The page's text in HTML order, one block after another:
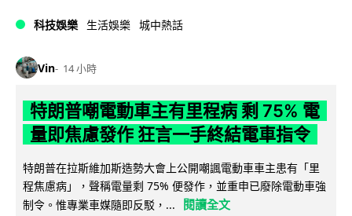
科技娛樂 生活娛樂 城中熱話
Vin 14 小時
特朗普嘲電動車主有里程病 剩 75% 電
量即焦慮發作 狂言一手終結電車指令
特朗普在拉斯維加斯造勢大會上公開嘲諷電動車車主患有「里
程焦慮病」，聲稱電量剩 75% 便發作，並重申已廢除電動車強
制令。惟專業車媒隨即反駁，...
閱讀全文